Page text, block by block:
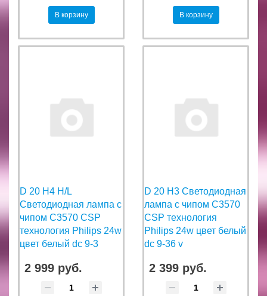
В корзину В корзину
D 20 H4 H/L
Светодиодная лампа с
чипом C3570 CSP
технология Philips 24w
цвет белый dc 9-3
2 999 руб.
D 20 H3 Светодиодная
лампа с чипом C3570
CSP технология
Philips 24w цвет белый
dc 9-36 v
2 399 руб.